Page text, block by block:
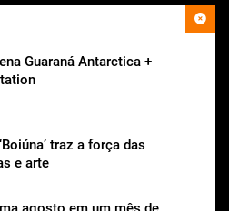
Guaraná Antarctica +
traz a força das
e arte
institucional